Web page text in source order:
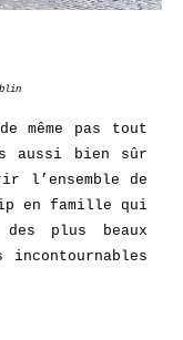
même pas tout
aussi bien sûr
l’ensemble de
en famille qui
plus beaux